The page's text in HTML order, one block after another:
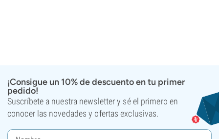
¡Consigue un 10% de descuento en tu primer
pedido!
Suscríbete a nuestra newsletter y sé el primero en
conocer las novedades y ofertas exclusivas.